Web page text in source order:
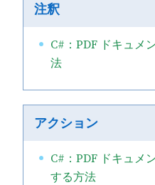
注釈
C#：PDF ドキュメ
法
アクション
C#：PDF ドキュメ
する方法